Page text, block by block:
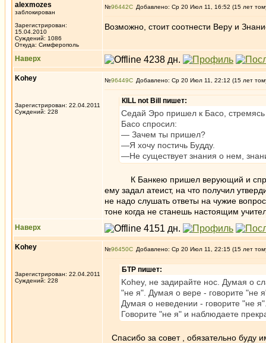
alexmozes
заблокирован
Зарегистрирован:
15.04.2010
Суждений: 1086
Откуда: Симферополь
№96442 Добавлено: Ср 20 Июл 11, 16:52 (15 лет
Возможно, стоит соотнести Веру и
Наверх
Kohey
Зарегистрирован: 22.04.2011
Суждений: 228
№96449 Добавлено: Ср 20 Июл 11, 22:12 (15 лет
КILL not Вill пишет:
Седай Эро пришел к Басо, стремясь
Басо спросил:
— Зачем ты пришел?
—Я хочу постичь Будду.
—Не существует знания о нем,
К Банкею пришел верующий и
ему задал атеист, на что получил
не надо слушать ответы на чужие
тоне когда не станешь настоящим
Наверх
Kohey
Зарегистрирован: 22.04.2011
Суждений: 228
№96450 Добавлено: Ср 20 Июл 11, 22:15 (15 лет
БТР пишет:
Kohey, не задирайте нос. Думая о
"не я". Думая о вере - говорите "не
Думая о неведении - говорите "не
Говорите "не я" и наблюдаете
Спасибо за совет , обязательно буду